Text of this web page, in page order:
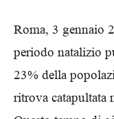
Roma, 3 gennaio
periodo natalizio
23% della
ritrova catapultata